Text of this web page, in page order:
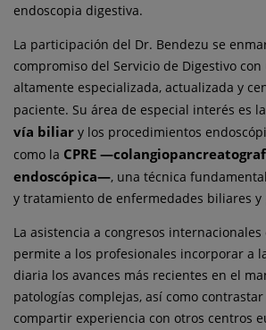
endoscopia digestiva.
La participación del Dr. Bendezu se
compromiso del Servicio de Digestivo
altamente especializada, actualizada y
paciente. Su área de especial interés es la
vía biliar y los procedimientos
como la CPRE
endoscópica—, una técnica
y tratamiento de enfermedades biliares y
La asistencia a congresos internacionales
permite a los profesionales incorporar a
diaria los avances más recientes en el
patologías complejas, así como
compartir experiencia con otros centros